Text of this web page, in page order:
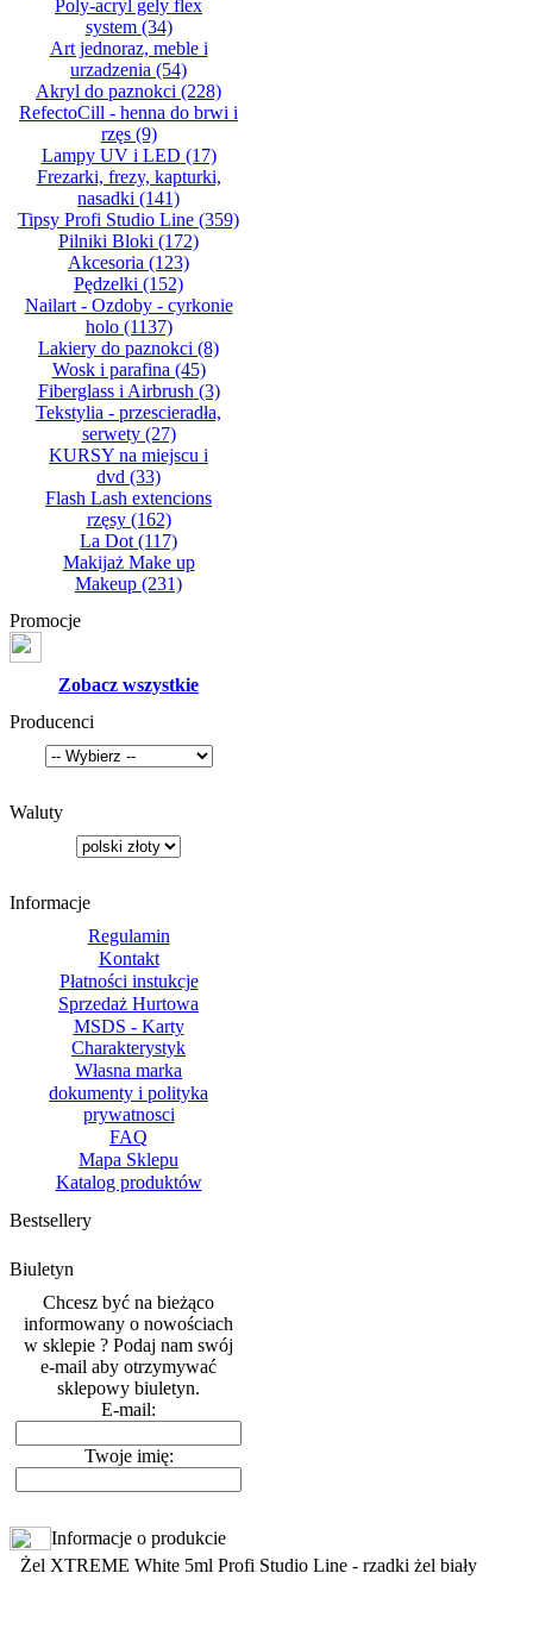
Poly-acryl gely flex
system(34)
Art jednoraz, meble i
urzadzenia (54)
Akryl do paznokci (228)
RefectoCill - henna do brwi i
rzęs(9)
Lampy UV i LED (17)
Frezarki, frezy, kapturki,
nasadki (141)
Tipsy Profi Studio Line (359)
Pilniki Bloki (172)
Akcesoria (123)
Pędzelki (152)
Nailart - Ozdoby - cyrkonie
holo(1137)
Lakiery do paznokci (8)
Wosk i parafina (45)
Fiberglass i Airbrush (3)
Tekstylia - przescieradła,
serwety(27)
KURSY na miejscu i
dvd (33)
Flash Lash extencions
rzęsy(162)
La Dot (117)
Makijaż Make up
Makeup (231)
Promocje
Zobacz wszystkie
Producenci
Waluty
Informacje
Regulamin
Kontakt
Płatności instukcje
Sprzedaż Hurtowa
MSDS - Karty
Charakterystyk
Własna marka
dokumenty i polityka
prywatnosci
FAQ
Mapa Sklepu
Katalog produktów
Bestsellery
Biuletyn
Chcesz być na bieżąco
informowany o nowościach
w sklepie ? Podaj nam swój
e-mail aby otrzymywać
sklepowy biuletyn.
E-mail:
Twoje imię:
Informacje o produkcie
Żel XTREME White 5ml Profi Studio Line - rzadki żel biały